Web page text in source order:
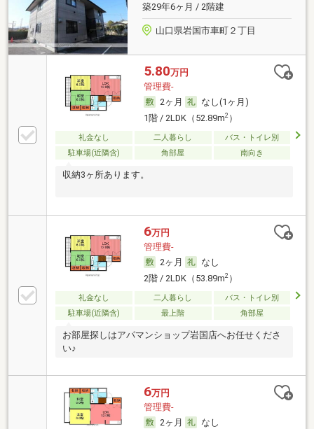
築29年6ヶ月 / 2階建
山口県岩国市車町２丁目
5.80万円
管理費-
2ヶ月
なし(1ヶ月)
1階 / 2LDK（52.89m2）
礼金なし 二人暮らし
バス・トイレ別
駐車場(近隣含)
角部屋 南向き
収納3ヶ所あります。
6万円
管理費-
2ヶ月
なし
2階 / 2LDK（53.89m2）
礼金なし 二人暮らし
バス・トイレ別
駐車場(近隣含)
最上階 角部屋
お部屋探しはアパマンショップ岩国店へお任せくださ
い♪
6万円
管理費-
2ヶ月
なし